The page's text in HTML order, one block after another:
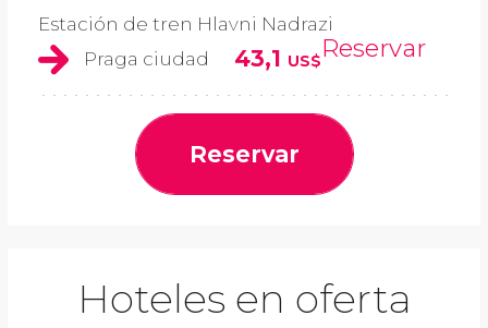
Estación de tren Hlavni Nadrazi
Praga ciudad
43,1 US$Reservar
Reservar
Hoteles en oferta